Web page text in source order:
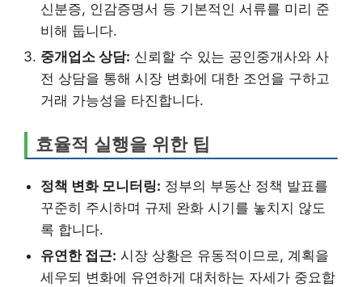
신분증, 인감증명서 등 기본적인 서류를 미리 준
비해 둡니다.
중개업소 상담: 신뢰할 수 있는 공인중개사와 사
전 상담을 통해 시장 변화에 대한 조언을 구하고
거래 가능성을 타진합니다.
효율적 실행을 위한 팁
정책 변화 모니터링: 정부의 부동산 정책 발표를
꾸준히 주시하며 규제 완화 시기를 놓치지 않도
록 합니다.
유연한 접근: 시장 상황은 유동적이므로, 계획을
세우되 변화에 유연하게 대처하는 자세가 중요합